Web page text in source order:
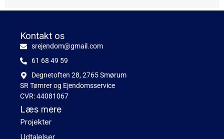
Kontakt os
srejendom@gmail.com
61 68 49 59
Degnetoften 28, 2765 Smørum
SR Tømrer og Ejendomsservice
CVR: 44081067
Læs mere
Projekter
Udtalelser